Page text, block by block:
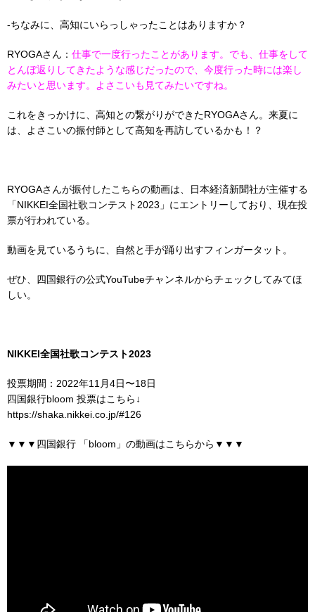
-ちなみに、高知にいらっしゃったことはありますか？
RYOGAさん： 仕事で一度行ったことがあります。でも、仕事をして
とんぼ返りしてきたような感じだったので、今度行った時には楽し
みたいと思います。よさこいも見てみたいですね。
これをきっかけに、高知との繋がりができたRYOGAさん。来夏に
は、よさこいの振付師として高知を再訪しているかも！？
RYOGAさんが振付したこちらの動画は、日本経済新聞社が主催する
「NIKKEI全国社歌コンテスト2023」にエントリーしており、現在投
票が行われている。
動画を見ているうちに、自然と手が踊り出すフィンガータット。
ぜひ、四国銀行の公式YouTubeチャンネルからチェックしてみてほ
しい。
NIKKEI全国社歌コンテスト2023
投票期間：2022年11月4日〜18日
四国銀行bloom 投票はこちら↓
https://shaka.nikkei.co.jp/#126
▼▼▼四国銀行 「bloom」の動画はこちらから▼▼▼